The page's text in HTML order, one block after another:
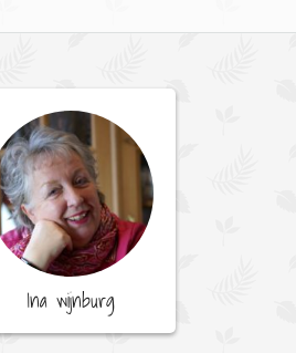
Ina wijnburg